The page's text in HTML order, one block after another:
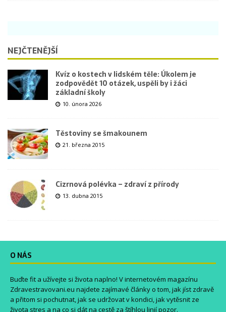
NEJČTENĚJŠÍ
Kvíz o kostech v lidském těle: Úkolem je
zodpovědět 10 otázek, uspěli by i žáci
základní školy
10. února 2026
Těstoviny se šmakounem
21. března 2015
Cizrnová polévka – zdraví z přírody
13. dubna 2015
O NÁS
Buďte fit a užívejte si života naplno! V internetovém magazínu
Zdravestravovani.eu najdete zajímavé články o tom, jak jíst zdravě
a přitom si pochutnat, jak se udržovat v kondici, jak vytěsnit ze
života stres a na co si dát na cestě za štíhlou linií pozor.